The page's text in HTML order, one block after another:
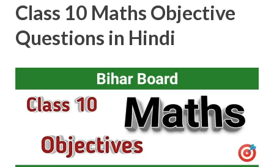
Class 10 Maths Objective
Questions in Hindi